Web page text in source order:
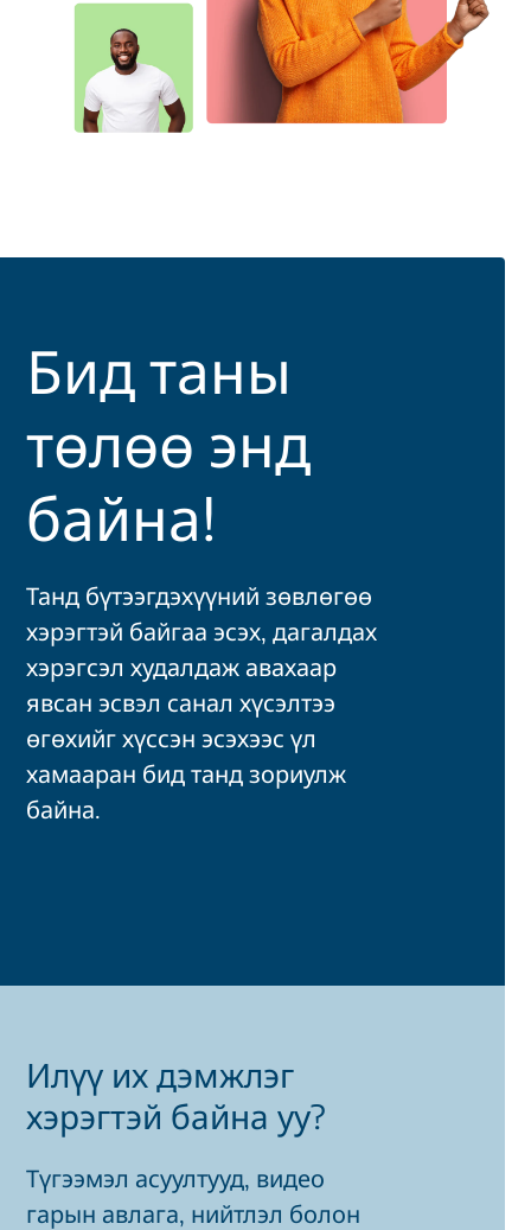
Бид таны
төлөө энд
байна!
Танд бүтээгдэхүүний зөвлөгөө
хэрэгтэй байгаа эсэх, дагалдах
хэрэгсэл худалдаж авахаар
явсан эсвэл санал хүсэлтээ
өгөхийг хүссэн эсэхээс үл
хамааран бид танд зориулж
байна.
Илүү их дэмжлэг
хэрэгтэй байна уу?
Түгээмэл асуултууд, видео
гарын авлага, нийтлэл болон